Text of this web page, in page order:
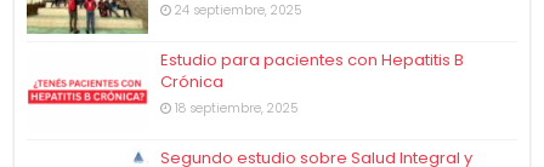
24 septiembre, 2025
Estudio para pacientes con Hepatitis B
Crónica
18 septiembre, 2025
Segundo estudio sobre Salud Integral y